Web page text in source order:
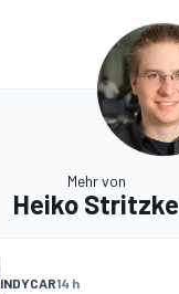
Mehr von
Heiko Stritzke
INDYCAR14 h